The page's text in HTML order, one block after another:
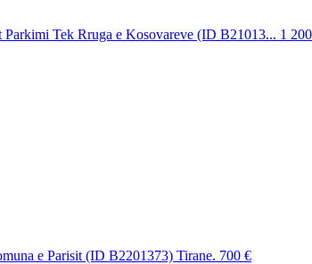
Parkimi Tek Rruga e Kosovareve (ID B21013... 1
e Parisit (ID B2201373) Tirane. 700 €